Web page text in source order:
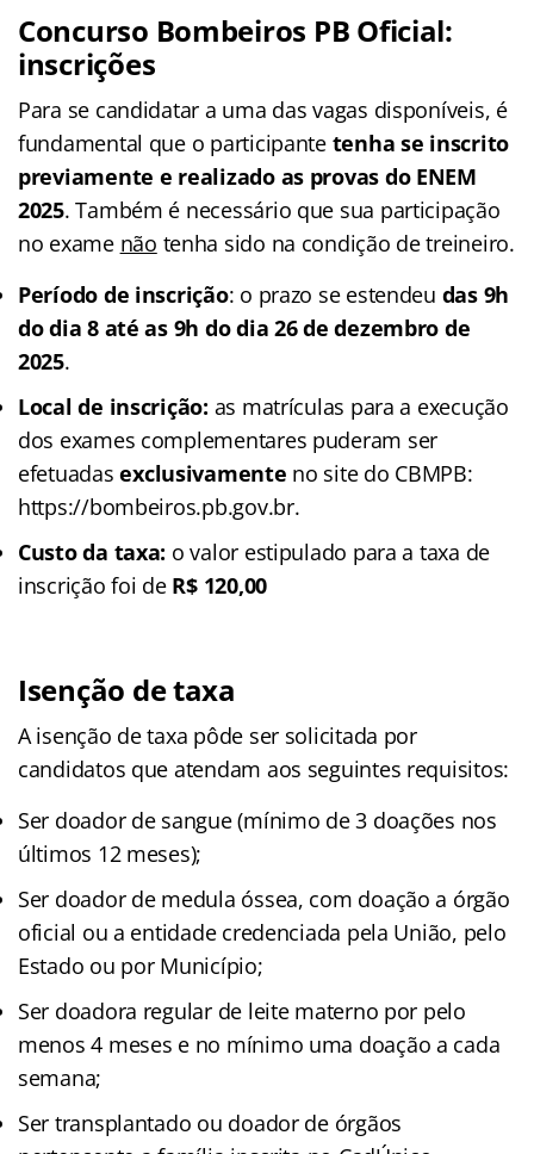
Concurso Bombeiros PB Oficial:
inscrições
Para se candidatar a uma das vagas disponíveis, é
fundamental que o participante tenha se inscrito
previamente e realizado as provas do ENEM
2025. Também é necessário que sua participação
no exame não tenha sido na condição de treineiro.
Período de inscrição: o prazo se estendeu das 9h
do dia 8 até as 9h do dia 26 de dezembro de
2025.
Local de inscrição: as matrículas para a execução
dos exames complementares puderam ser
efetuadasexclusivamente no site do CBMPB:
https://bombeiros.pb.gov.br.
Custo da taxa: o valor estipulado para a taxa de
inscrição foi de R$ 120,00
Isenção de taxa
A isenção de taxa pôde ser solicitada por
candidatos que atendam aos seguintes requisitos:
Ser doador de sangue (mínimo de 3 doações nos
últimos 12 meses);
Ser doador de medula óssea, com doação a órgão
oficial ou a entidade credenciada pela União, pelo
Estado ou por Município;
Ser doadora regular de leite materno por pelo
menos 4 meses e no mínimo uma doação a cada
semana;
Ser transplantado ou doador de órgãos